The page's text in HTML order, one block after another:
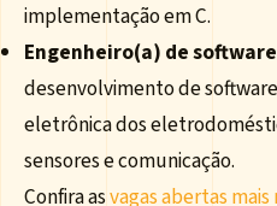
implementação em C.
Engenheiro(a) de
desenvolvimento de
eletrônica dos
sensores e comunicação.
Confira asvagas abertas